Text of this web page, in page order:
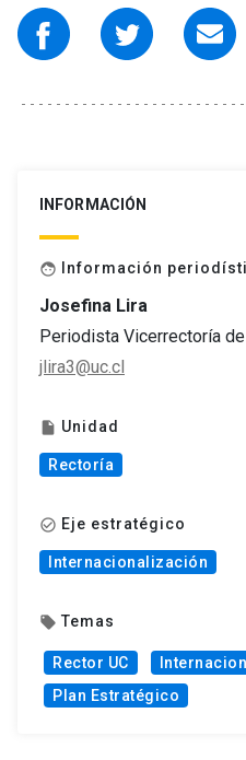
INFORMACIÓN
face Información
Josefina Lira
Periodista Vicerrectoría
jlira3@uc.cl
insert_drive_file Unidad
Rectoría
check_circle_outline Eje estratégico
Internacionalización
local_offer Temas
Rector UC
Plan Estratégico